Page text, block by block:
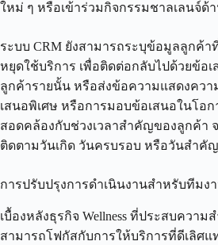
ใหม่ ๆ หรือเข้าร่วมกิจกรรมชาลเลนจ์ด้
ระบบ CRM ยังสามารถระบุข้อมูลลูกค้า
หยุดใช้บริการ เพื่อติดต่อกลับไปด้วยข้อเ
ลูกค้ารายนั้น หรือส่งข้อความแสดงควา
เสนอพิเศษ หรือการมอบข้อเสนอในโอก
สอดคล้องกับช่วงเวลาสำคัญของลูกค้า
ติดตามวันเกิด วันครบรอบ หรือวันสำคั
การปรับปรุงการดำเนินงานสำหรับทีมง
เบื้องหลังธุรกิจ Wellness ที่ประสบความ
สามารถโฟกัสกับการให้บริการที่ดีเลิศแ